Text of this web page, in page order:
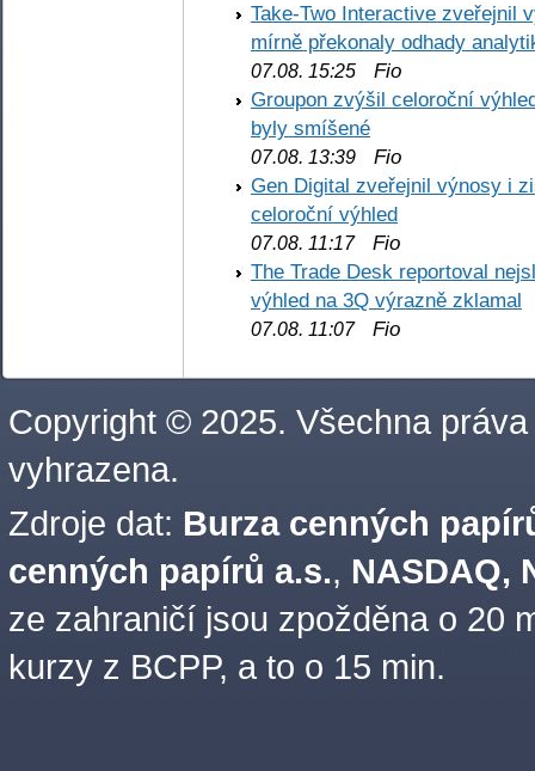
Take-Two Interactive zveřejnil
mírně překonaly odhady
07.08. 15:25 Fio
Groupon zvýšil celoroční
byly smíšené
07.08. 13:39 Fio
Gen Digital zveřejnil výnosy i
celoroční výhled
07.08. 11:17Fio
The Trade Desk reportoval
výhled na 3Q výrazně zklamal
07.08. 11:07Fio
Copyright © 2025. Všechna práva
vyhrazena.
Zdroje dat: Burza cenných
cenných papírů a.s., NASDAQ,
ze zahraničí jsou zpožděna o 20
kurzy z BCPP, a to o 15 min.